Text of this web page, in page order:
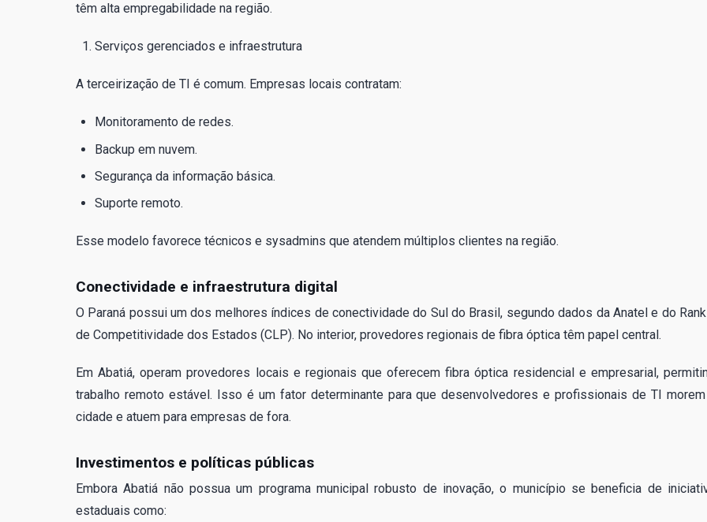
têm alta empregabilidade na região.
Serviços gerenciados e infraestrutura
A terceirização de TI é comum. Empresas locais contratam:
Monitoramento de redes.
Backup em nuvem.
Segurança da informação básica.
Suporte remoto.
Esse modelo favorece técnicos e sysadmins que atendem múltiplos clientes na região.
Conectividade e infraestrutura digital
O Paraná possui um dos melhores índices de conectividade do Sul do Brasil, segundo dados da Anatel e do
de Competitividade dos Estados (CLP). No interior, provedores regionais de fibra óptica têm papel central.
Em Abatiá, operam provedores locais e regionais que oferecem fibra óptica residencial e empresarial,
trabalho remoto estável. Isso é um fator determinante para que desenvolvedores e profissionais de TI
cidade e atuem para empresas de fora.
Investimentos e políticas públicas
Embora Abatiá não possua um programa municipal robusto de inovação, o município se beneficia de
estaduais como: